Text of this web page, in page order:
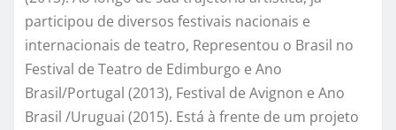
participou de diversos festivais nacionais e
internacionais de teatro, Representou o Brasil no
Festival de Teatro de Edimburgo e Ano
Brasil/Portugal (2013), Festival de Avignon e Ano
Brasil /Uruguai (2015). Está à frente de um projeto